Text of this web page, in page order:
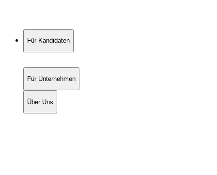
Für Kandidaten
Für Unternehmen
Über Uns